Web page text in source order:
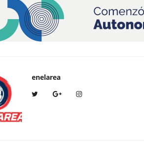
enelarea